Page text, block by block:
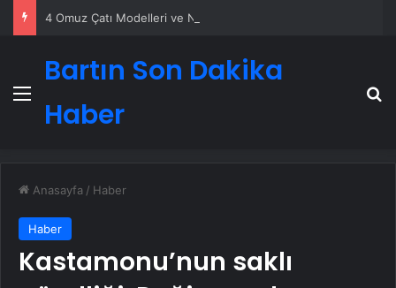
4 Omuz Çatı Modelleri ve Nasıl Yapılır
Menü
Bartın Son Dakika
Haber
Anasayfa / Haber
Haber
Kastamonu’nun saklı